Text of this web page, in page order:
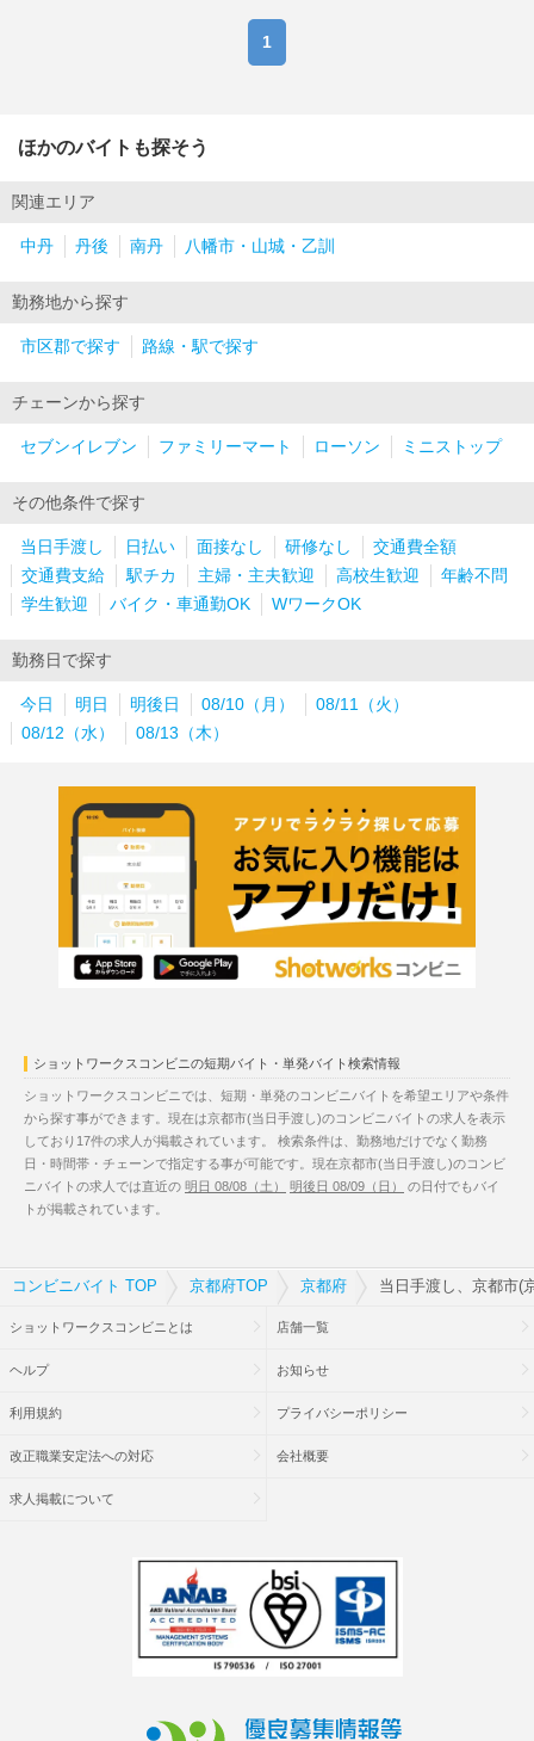
1
ほかのバイトも探そう
関連エリア
中丹 丹後 南丹 八幡市・山城・乙訓
勤務地から探す
市区郡で探す 路線・駅で探す
チェーンから探す
セブンイレブン ファミリーマート ローソン ミニストップ
その他条件で探す
当日手渡し 日払い 面接なし 研修なし
交通費全額
交通費支給
駅チカ 主婦・主夫歓迎 高校生歓迎
年齢不問
学生歓迎
バイク・車通勤OK WワークOK
勤務日で探す
今日 明日 明後日 08/10（月）
08/11（火）
08/12（水）
08/13（木）
ショットワークスコンビニの短期バイト・単発バイト検索情報
ショットワークスコンビニでは、短期・単発のコンビニバイトを希望エリアや条件
から探す事ができます。現在は京都市(当日手渡し)のコンビニバイトの求人を表示
しており17件の求人が掲載されています。 検索条件は、勤務地だけでなく勤務
日・時間帯・チェーンで指定する事が可能です。現在京都市(当日手渡し)のコンビ
ニバイトの求人では直近の 明日 08/08（土） 明後日 08/09（日）
の日付でもバイ
トが掲載されています。
コンビニバイト TOP 京都府TOP 京都府 当日手渡し、京都市(
ショットワークスコンビニとは 店舗一覧
ヘルプ お知らせ
利用規約 プライバシーポリシー
改正職業安定法への対応 会社概要
求人掲載について